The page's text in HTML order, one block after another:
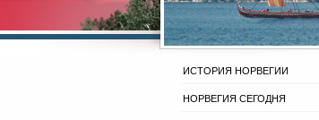
ИСТОРИЯ НОРВЕГИИ
НОРВЕГИЯ СЕГОДНЯ